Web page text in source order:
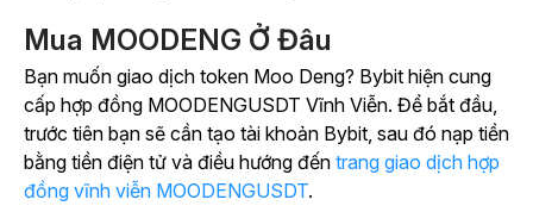
Mua MOODENG Ở Đâu
Bạn muốn giao dịch token Moo Deng? Bybit hiện cung
cấp hợp đồng MOODENGUSDT Vĩnh Viễn. Để bắt đầu,
trước tiên bạn sẽ cần tạo tài khoản Bybit, sau đó nạp tiền
bằng tiền điện tử và điều hướng đến trang giao dịch hợp
đồng vĩnh viễn MOODENGUSDT.